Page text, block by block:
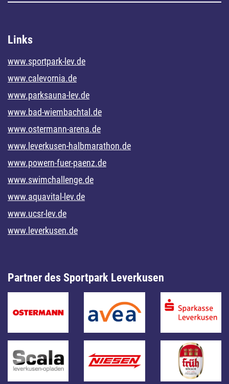
Links
www.sportpark-lev.de
www.calevornia.de
www.parksauna-lev.de
www.bad-wiembachtal.de
www.ostermann-arena.de
www.leverkusen-halbmarathon.de
www.powern-fuer-paenz.de
www.swimchallenge.de
www.aquavital-lev.de
www.ucsr-lev.de
www.leverkusen.de
Partner des Sportpark Leverkusen